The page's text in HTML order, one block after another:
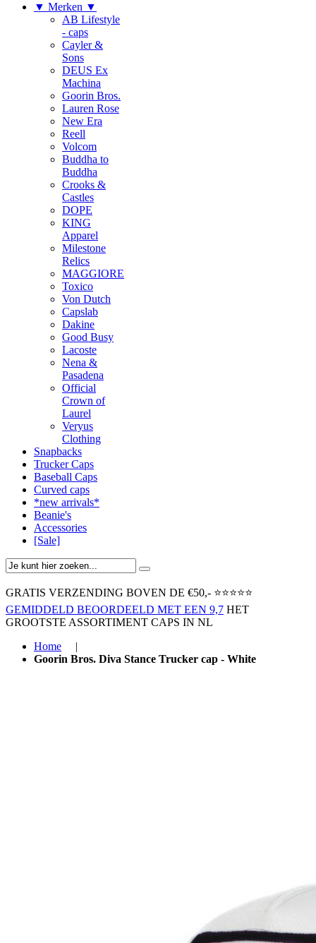
▼ Merken ▼
AB Lifestyle
- caps
Cayler &
Sons
DEUS Ex
Machina
Goorin Bros.
Lauren Rose
New Era
Reell
Volcom
Buddha to
Buddha
Crooks &
Castles
DOPE
KING
Apparel
Milestone
Relics
MAGGIORE
Toxico
Von Dutch
Capslab
Dakine
Good Busy
Lacoste
Nena &
Pasadena
Official
Crown of
Laurel
Veryus
Clothing
Snapbacks
Trucker Caps
Baseball Caps
Curved caps
*new arrivals*
Beanie's
Accessories
[Sale]
GRATIS VERZENDING BOVEN ​DE €50,-​ ⭐⭐⭐⭐⭐
GEMIDDELD BEOORDEELD MET EEN 9,7 HET
GROOTSTE ASSORTIMENT CAPS IN NL
Home
|
Goorin Bros. Diva Stance Trucker cap - White